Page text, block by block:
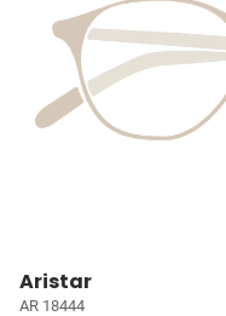
Aristar
AR 18444